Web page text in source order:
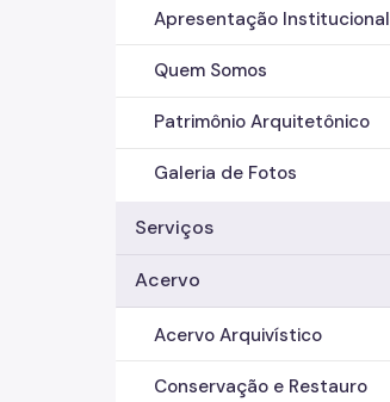
Apresentação Institucional
Quem Somos
Patrimônio Arquitetônico
Galeria de Fotos
Serviços
Acervo
Acervo Arquivístico
Conservação e Restauro